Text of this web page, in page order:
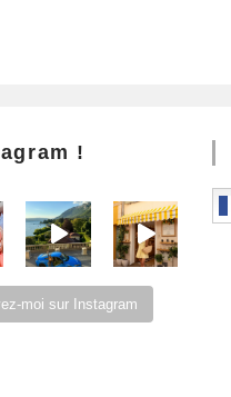
!
moi sur Instagram